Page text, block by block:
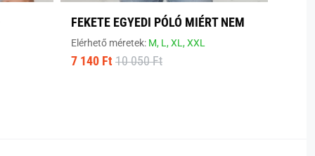
FEKETE EGYEDI PÓLÓ MIÉRT NEM
Elérhető méretek: M, L,XL,XXL
7 140 Ft 10 050 Ft